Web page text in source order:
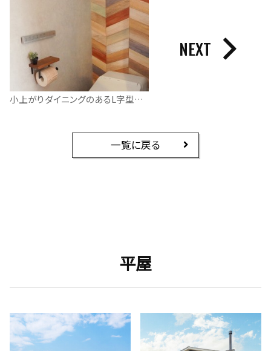
小上がりダイニングのあるL字型の平屋
NEXT
一覧に戻る
平屋